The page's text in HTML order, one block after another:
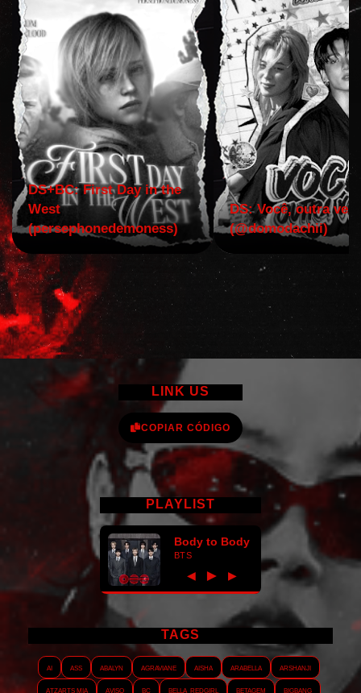
DS+BC: First Day in the
West
(persephonedemoness)
DS: Você, outra vez!
(@domodachii)
LINK US
COPIAR CÓDIGO
PLAYLIST
Body to Body
BTS
◀ ► ▶
TAGS
AI ASS Abalyn Agraviane Aisha Arabella
Arshanji
Atzarts Mia
Aviso BC Bella_RedGirl Betagem Bigbang